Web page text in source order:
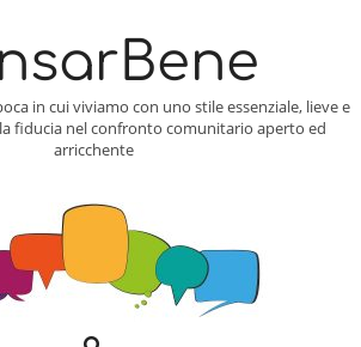
in cui viviamo con uno stile essenziale, lieve e
fiducia nel confronto comunitario aperto ed
arricchente
Search